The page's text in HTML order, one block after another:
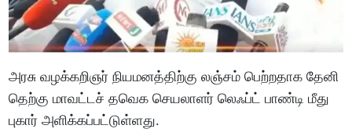
அரசு வழக்கறிஞர் நியமனத்திற்கு லஞ்சம் பெற்றதாக தேனி
தெற்கு மாவட்டச் தவெக செயலாளர் லெஃப்ட் பாண்டி மீது
புகார் அளிக்கப்பட்டுள்ளது.